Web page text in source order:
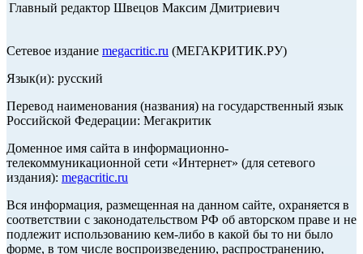
Главный редактор Швецов Максим Дмитриевич
Сетевое издание megacritic.ru (МЕГАКРИТИК.РУ)
Язык(и): русский
Перевод наименования (названия) на государственный язык
Российской Федерации: Мегакритик
Доменное имя сайта в информационно-
телекоммуникационной сети «Интернет» (для сетевого
издания): megacritic.ru
Вся информация, размещенная на данном сайте, охраняется в
соответствии с законодательством РФ об авторском праве и не
подлежит использованию кем-либо в какой бы то ни было
форме, в том числе воспроизведению, распространению,